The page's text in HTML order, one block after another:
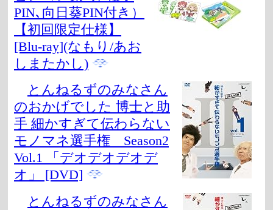
PIN､向日葵PIN付き）
【初回限定仕様】
[Blu-ray](なもり/あお
しまたかし)
とんねるずのみなさん
のおかげでした 博士と助
手 細かすぎて伝わらない
モノマネ選手権 Season2
Vol.1 「デオデオデオデ
オ」 [DVD]
とんねるずのみなさん